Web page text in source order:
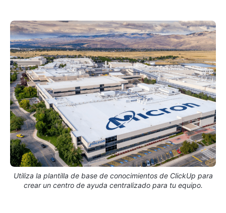
Utiliza la plantilla de base de conocimientos de ClickUp para
crear un centro de ayuda centralizado para tu equipo.